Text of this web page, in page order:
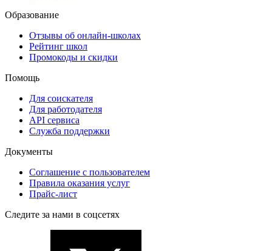
Образование
Отзывы об онлайн-школах
Рейтинг школ
Промокоды и скидки
Помощь
Для соискателя
Для работодателя
API сервиса
Служба поддержки
Документы
Соглашение с пользователем
Правила оказания услуг
Прайс-лист
Следите за нами в соцсетях